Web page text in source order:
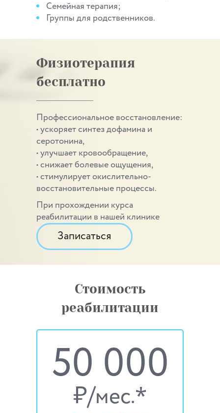
Семейная терапия;
Группы для родственников.
Физиотерапия
бесплатно
Профессиональное восстановление:
• ускоряет синтез дофамина и
серотонина,
• улучшает кровообращение,
• снижает болевые ощущения,
• стимулирует окислительно-
восстановительные процессы.
При прохождении курса
реабилитации в нашей клинике
Записаться
Стоимость
реабилитации
50 000
₷/мес.*